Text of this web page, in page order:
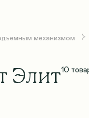
матрасы
белье
механизмом
Элит10